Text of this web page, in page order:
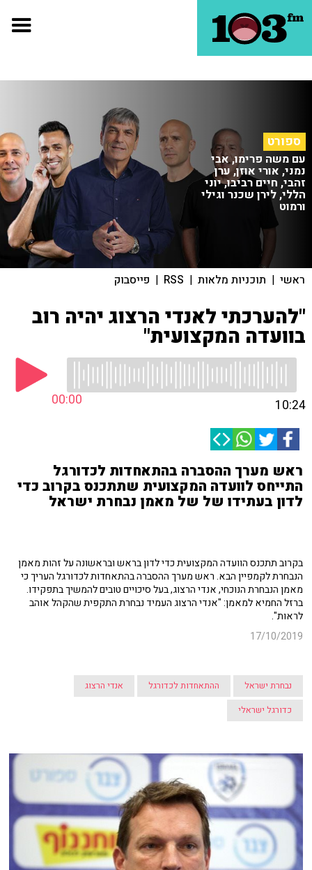
ספורט
עם משה פרימו, אבי
נמני, אורי אוזן, ערן
זהבי, חיים רביבו, יוני
הללי, לירן שכנר וגילי
ורמוט
ראשי | תוכניות מלאות |
RSS
| פייסבוק
"להערכתי לאנדי הרצוג יהיה רוב
בוועדה המקצועית"
00:00 10:24
ראש מערך ההסברה בהתאחדות לכדורגל
התייחס לוועדה המקצועית שתתכנס בקרוב כדי
לדון בעתידו של של מאמן נבחרת ישראל
בקרוב תתכנס הוועדה המקצועית כדי לדון בראש ובראשונה על זהות מאמן
הנבחרת לקמפיין הבא. ראש מערך ההסברה בהתאחדות לכדורגל העריך כי
מאמן הנבחרת הנוכחי, אנדי הרצוג, בעל סיכויים טובים להמשיך בתפקידו.
ברזל החמיא למאמן: "אנדי הרצוג העמיד נבחרת התקפית שהקהל אוהב
לראות".
17/10/2019
נבחרת ישראל ההתאחדות לכדורגל
אנדי הרצוג
כדורגל ישראלי